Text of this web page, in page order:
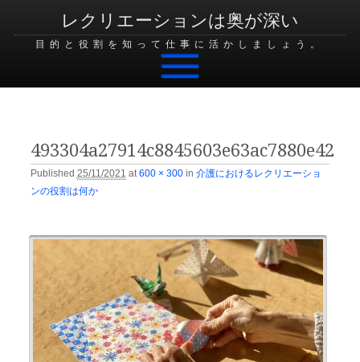
レクリエーションは奥が深い
目的と役割を知って仕事に活かしましょう。
493304a27914c8845603e63ac7880e42
Published 25/11/2021 at600 × 300in 介護におけるレクリエーショ
ンの役割は何か